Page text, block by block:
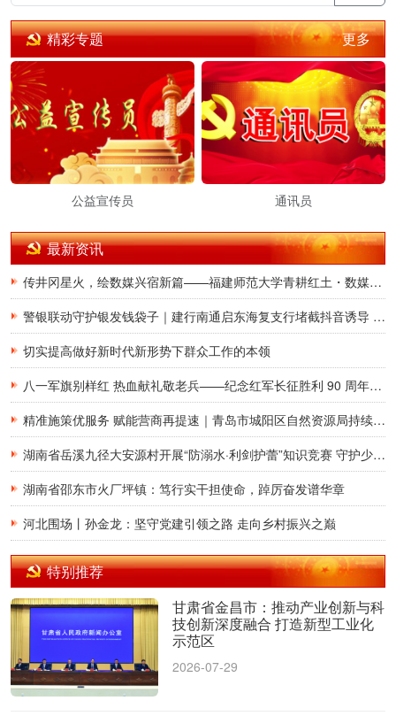
精彩专题 更多
公益宣传员 通讯员
最新资讯
传井冈星火，绘数媒兴宿新篇——福建师范大学青耕红土・数媒兴宿实践队赴井冈山开展“井冈情·中国梦”专项实践
警银联动守护银发钱袋子｜建行南通启东海复支行堵截抖音诱导 “充电宝投资” 新型诈骗
切实提高做好新时代新形势下群众工作的本领
八一军旗别样红 热血献礼敬老兵——纪念红军长征胜利 90 周年暨慰问军休干部座谈在津举行
精准施策优服务 赋能营商再提速｜青岛市城阳区自然资源局持续升级不动产登记涉企服务 跑出改革加速度
湖南省岳溪九径大安源村开展“防溺水·利剑护蕾”知识竞赛 守护少年儿童平安暑假
湖南省邵东市火厂坪镇：笃行实干担使命，踔厉奋发谱华章
河北围场丨孙金龙：坚守党建引领之路 走向乡村振兴之巅
特别推荐
甘肃省金昌市：推动产业创新与科
技创新深度融合 打造新型工业化
示范区
2026-07-29